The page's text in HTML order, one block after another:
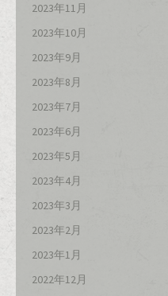
2023年11月
2023年10月
2023年9月
2023年8月
2023年7月
2023年6月
2023年5月
2023年4月
2023年3月
2023年2月
2023年1月
2022年12月